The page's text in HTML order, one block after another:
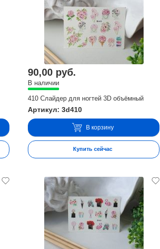
90,00 руб.
В наличии
410 Слайдер для ногтей 3D объёмный
Артикул: 3d410
В корзину
Купить сейчас